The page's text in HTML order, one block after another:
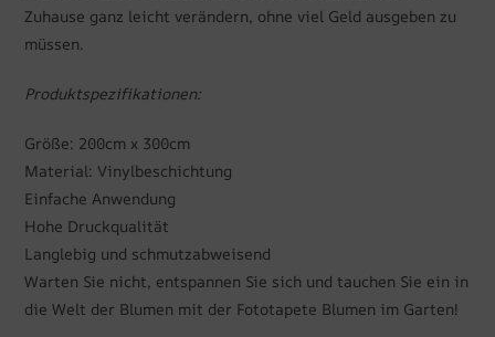
Zuhause ganz leicht verändern, ohne viel Geld ausgeben zu
müssen.
Produktspezifikationen:
Größe: 200cm x 300cm
Material: Vinylbeschichtung
Einfache Anwendung
Hohe Druckqualität
Langlebig und schmutzabweisend
Warten Sie nicht, entspannen Sie sich und tauchen Sie ein in
die Welt der Blumen mit der Fototapete Blumen im Garten!